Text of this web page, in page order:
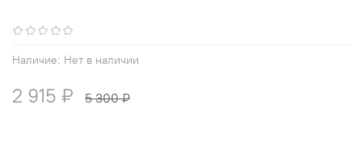
Наличие: Нет в наличии
2 915 ₽ 5 300 ₽